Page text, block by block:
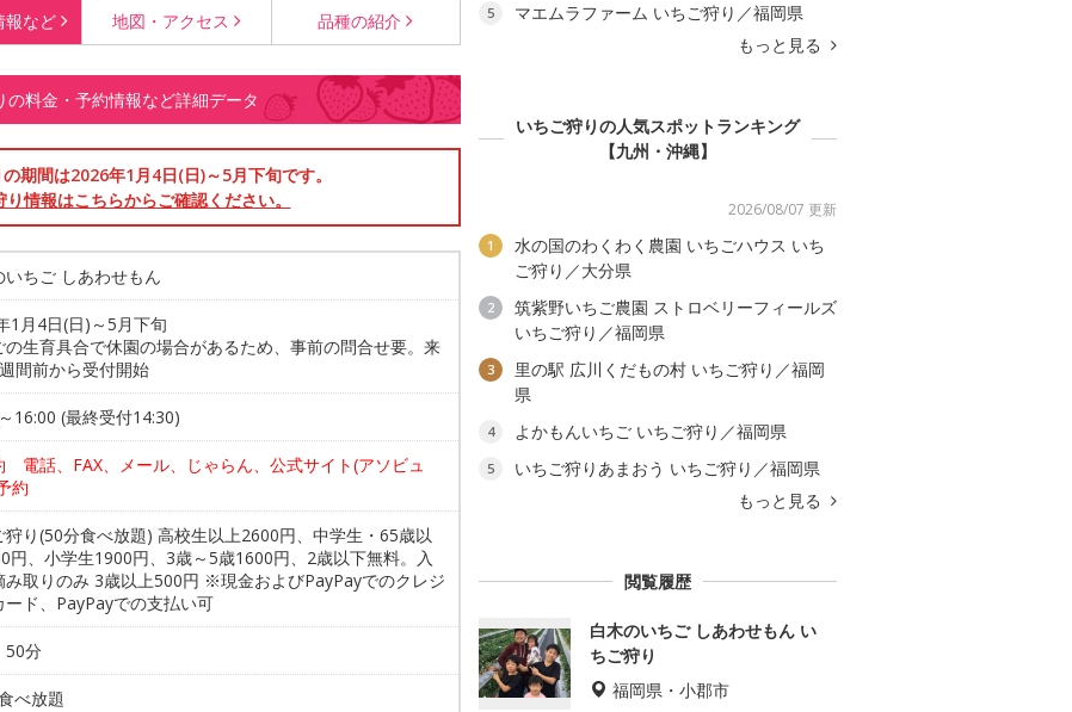
報など 地図・ アクセス 品種の紹介
料金・予約情報など詳細データ
期間は2026年1月4日(日)～5月下旬です。
情報はこちらからご確認ください。
いちご しあわせもん
1月4日(日)～5月下旬
の生育具合で休園の場合があるため、事前の問合せ要。来
間前から受付開始
16:00 (最終受付14:30)
電話、FAX、メール、じゃらん、公式サイト(アソビュ
約
狩り(50分食べ放題) 高校生以上2600円、中学生・65歳以
円、小学生1900円、3歳～5歳1600円、2歳以下無料。入
み取りのみ 3歳以上500円 ※現金およびPayPayでのクレジ
ード、PayPayでの支払い可
分
べ放題
5
マエムラファーム いちご狩り／福岡県
もっと見る
いちご狩りの人気スポットランキング
【九州・沖縄】
2026/08/07 更新
1
水の国のわくわく農園 いちごハウス いち
ご狩り／大分県
2
筑紫野いちご農園 ストロベリーフィールズ
いちご狩り／福岡県
3
里の駅 広川くだもの村 いちご狩り／福岡
県
4 よかもんいちご いちご狩り／福岡県
5
いちご狩りあまおう いちご狩り／福岡県
もっと見る
閲覧履歴
白木のいちご しあわせもん い
ちご狩り
福岡県・小郡市